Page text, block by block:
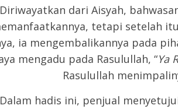
dari Aisyah,
tetapi setelah
ia mengembalikannya pada
mengadu pada Rasulullah, “Ya
Rasulullah
hadis ini, penjual menyetujui